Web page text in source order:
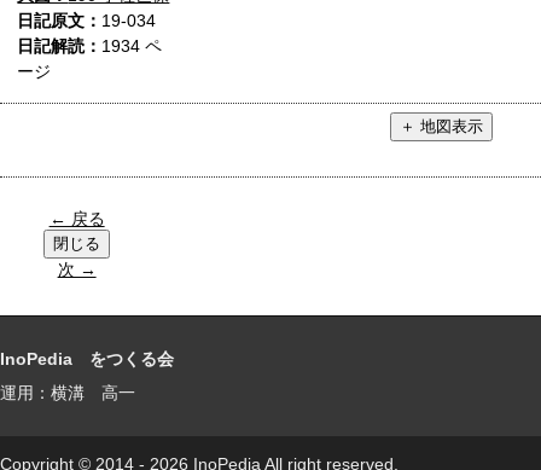
日記原文： 19-034
日記解読： 1934 ペ
ージ
← 戻る
次 →
InoPedia をつくる会
運用：横溝 高一
Copyright © 2014 - 2026 InoPedia All right reserved.